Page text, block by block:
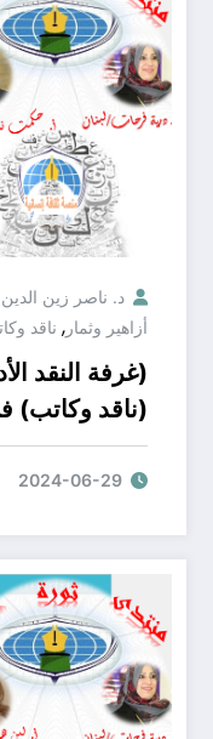
د. ناصر زين الدين
أزاهير وثمار , ناقد
(غرفة النقد
(ناقد وكاتب)
ومنتدى ثورة
نايف الخولي
أزاهير وثمار).
2024-06-29